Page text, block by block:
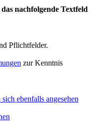
nachfolgende Textfeld
Pflichtfelder.
zur Kenntnis
ebenfalls angesehen